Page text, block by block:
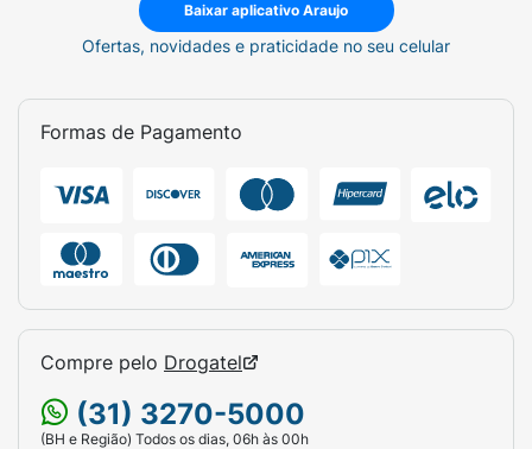
Baixar aplicativo Araujo
Ofertas, novidades e praticidade no seu celular
Formas de Pagamento
Compre pelo Drogatel
(31) 3270-5000
(BH e Região) Todos os dias, 06h às 00h